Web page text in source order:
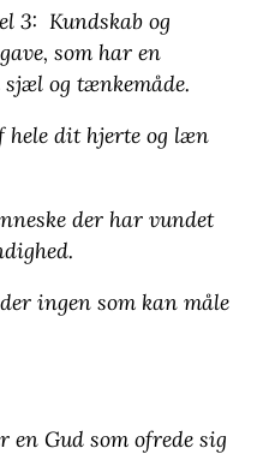
3: Kundskab og
som har en
og tænkemåde.
hele dit hjerte og læn
der har vundet
ingen som kan måle
Gud som ofrede sig